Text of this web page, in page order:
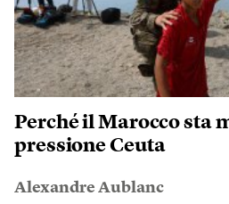
Perché il Marocco sta
pressione Ceuta
Alexandre Aublanc